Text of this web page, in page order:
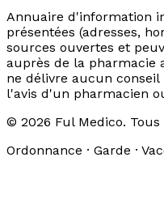
Annuaire d'information
présentées (adresses,
sources ouvertes et
auprès de la pharmacie
ne délivre aucun
l'avis d'un pharmacien
© 2026 Ful Medico.
Ordonnance · Garde ·